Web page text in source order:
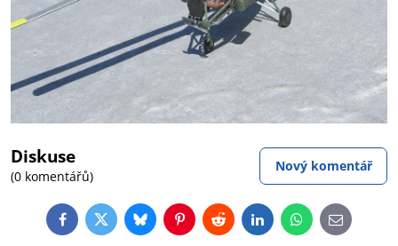
Diskuse
(0 komentářů)
Nový komentář
FacebookTwitterBlueskyPinterestRedditLinkedInWhatsApp
E-
mail